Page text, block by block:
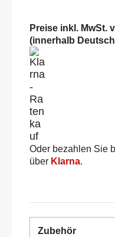
Preise inkl. MwSt.
(innerhalb
Oder bezahlen Sie
über Klarna.
Zubehör